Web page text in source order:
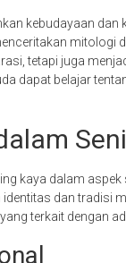
kebudayaan dan
mitologi
tetapi juga
dapat belajar
kaya dalam aspek
dan tradisi
terkait dengan